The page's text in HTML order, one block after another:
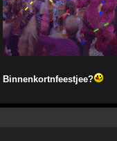
Binnenkortnfeestjee?